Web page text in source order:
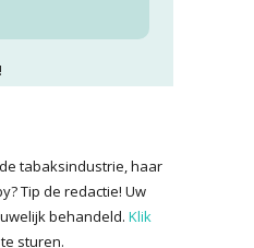
tabaksindustrie, haar
Tip de redactie! Uw
behandeld. Klik
sturen.